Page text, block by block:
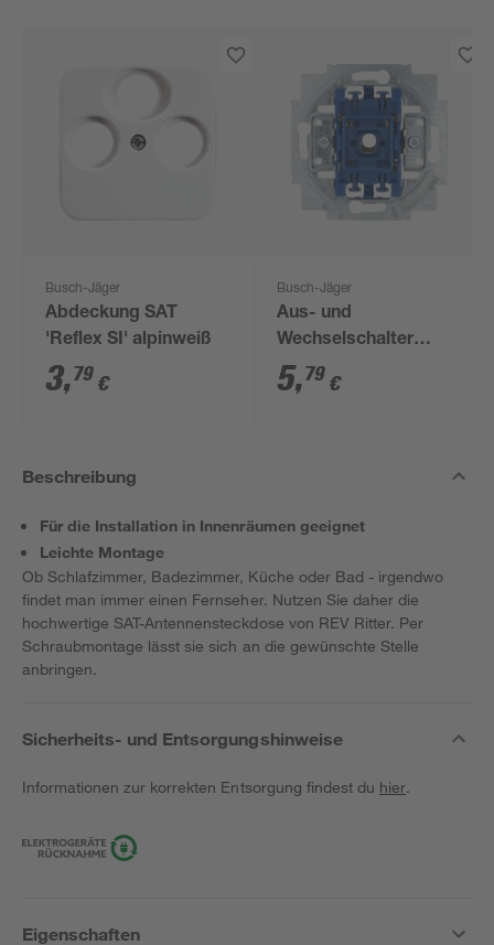
Busch-Jäger
Abdeckung SAT
'Reflex SI' alpinweiß
3,79 €
Busch-Jäger
Aus- und
Wechselschalter
Einsatz
5,79 €
Beschreibung
Für die Installation in Innenräumen geeignet
Leichte Montage
Ob Schlafzimmer, Badezimmer, Küche oder Bad - irgendwo
findet man immer einen Fernseher. Nutzen Sie daher die
hochwertige SAT-Antennensteckdose von REV Ritter. Per
Schraubmontage lässt sie sich an die gewünschte Stelle
anbringen.
Sicherheits- und Entsorgungshinweise
Informationen zur korrekten Entsorgung findest du hier.
Eigenschaften